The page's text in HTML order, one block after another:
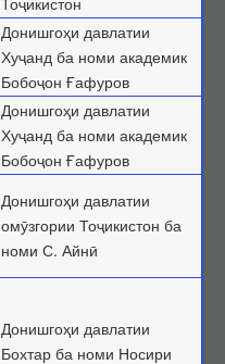
Донишгоҳи давлатии
Хуҷанд ба номи академик
Бобоҷон Ғафуров
Донишгоҳи давлатии
Хуҷанд ба номи академик
Бобоҷон Ғафуров
Донишгоҳи давлатии
омӯзгории Тоҷикистон ба
номи С. Айнӣ
Донишгоҳи давлатии
Бохтар ба номи Носири